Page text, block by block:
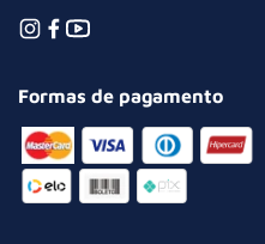
Formas de pagamento